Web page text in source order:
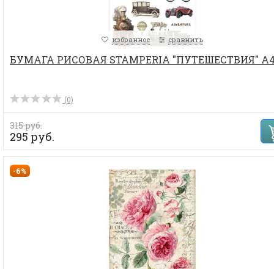
избранное сравнить
БУМАГА РИСОВАЯ STAMPERIA "ПУТЕШЕСТВИЯ"
(0)
315 руб.
295 руб.
-6%